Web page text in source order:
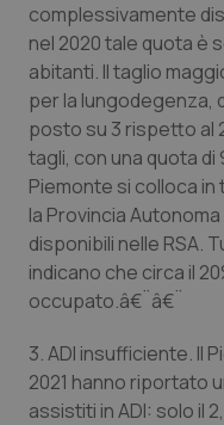
Valle D’Aosta
Veneto
Oncologia &
Psoriasi & pelle
Quotidiano
Quotidiano
Quotidiano
complessivamente
nel 2020 tale quota è
abitanti. Il taglio
per la lungodegenza,
posto su 3 rispetto al
tagli, con una quota di
Piemonte si colloca
la Provincia
disponibili nelle RSA.
indicano che circa il
occupato.â€¨â€¨
3. ADI insufficiente. Il
2021 hanno riportato
assistiti in ADI: solo il